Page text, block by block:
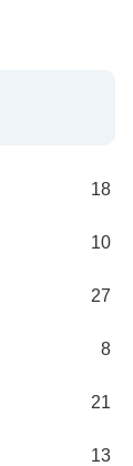
18
10
27
8
21
13